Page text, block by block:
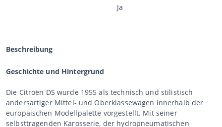
Ja
Beschreibung
Geschichte und Hintergrund
Die Citroën DS wurde 1955 als technisch und stilistisch
andersartiger Mittel- und Oberklassewagen innerhalb der
europäischen Modellpalette vorgestellt. Mit seiner
selbsttragenden Karosserie, der hydropneumatischen